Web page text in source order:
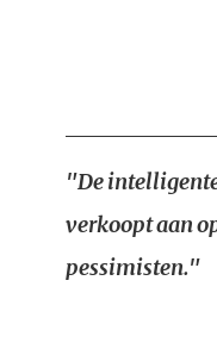
"De
verkoopt aan
pessimisten."